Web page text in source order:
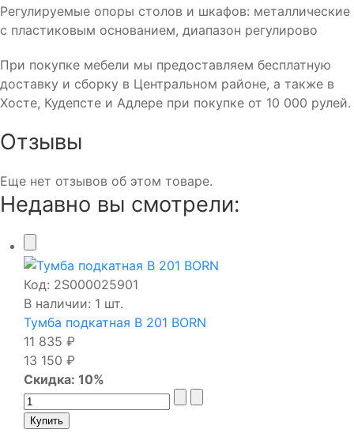
Регулируемые опоры столов и шкафов: металлические
с пластиковым основанием, диапазон регулирово
При покупке мебели мы предоставляем бесплатную
доставку и сборку в Центральном районе, а также в
Хосте, Кудепсте и Адлере при покупке от 10 000 рулей.
Отзывы
Еще нет отзывов об этом товаре.
Недавно вы смотрели:
Код: 2S000025901
В наличии: 1 шт.
Тумба подкатная В 201 BORN
11 835 ₽
13 150 ₽
Скидка: 10%